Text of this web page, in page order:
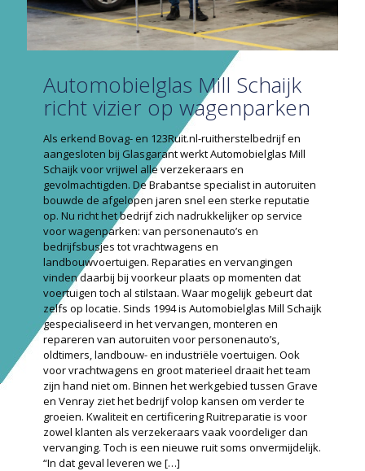
Automobielglas Mill Schaijk
richt vizier op wagenparken
Als erkend Bovag- en 123Ruit.nl-ruitherstelbedrijf en
aangesloten bij Glasgarant werkt Automobielglas Mill
Schaijk voor vrijwel alle verzekeraars en
gevolmachtigden. De Brabantse specialist in autoruiten
bouwde de afgelopen jaren snel een sterke reputatie
op. Nu richt het bedrijf zich nadrukkelijker op service
voor wagenparken: van personenauto’s en
bedrijfsbusjes tot vrachtwagens en
landbouwvoertuigen. Reparaties en vervangingen
vinden daarbij bij voorkeur plaats op momenten dat
voertuigen toch al stilstaan. Waar mogelijk gebeurt dat
zelfs op locatie. Sinds 1994 is Automobielglas Mill Schaijk
gespecialiseerd in het vervangen, monteren en
repareren van autoruiten voor personenauto’s,
oldtimers, landbouw- en industriële voertuigen. Ook
voor vrachtwagens en groot materieel draait het team
zijn hand niet om. Binnen het werkgebied tussen Grave
en Venray ziet het bedrijf volop kansen om verder te
groeien. Kwaliteit en certificering Ruitreparatie is voor
zowel klanten als verzekeraars vaak voordeliger dan
vervanging. Toch is een nieuwe ruit soms onvermijdelijk.
“In dat geval leveren we […]